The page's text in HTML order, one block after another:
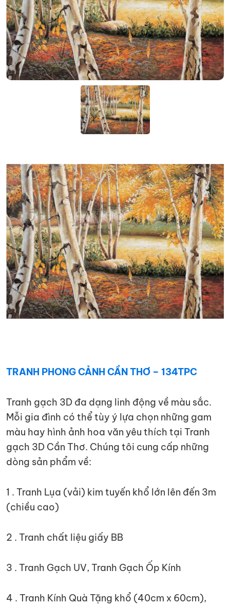
KIỆN
NGÀNH
BẾP
TRANH PHONG CẢNH CẦN THƠ – 134TPC
Tranh gạch 3D đa dạng linh động về màu sắc.
Mỗi gia đình có thể tùy ý lựa chọn những gam
màu hay hình ảnh hoa văn yêu thích tại Tranh
gạch 3D Cần Thơ. Chúng tôi cung cấp những
dòng sản phẩm về:
1 . Tranh Lụa (vải) kim tuyến khổ lớn lên đến 3m
(chiều cao)
2 . Tranh chất liệu giấy BB
3 . Tranh Gạch UV, Tranh Gạch Ốp Kính
4 . Tranh Kính Quà Tặng khổ (40cm x 60cm),